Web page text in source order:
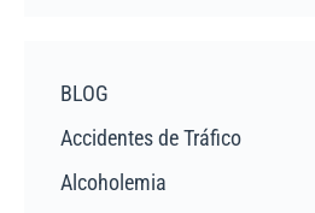
BLOG
Accidentes de Tráfico
Alcoholemia